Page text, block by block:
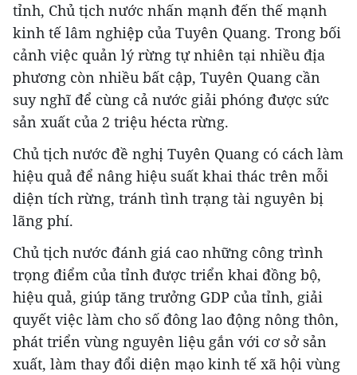
tỉnh, Chủ tịch nước nhấn mạnh đến thế mạnh
kinh tế lâm nghiệp của Tuyên Quang. Trong bối
cảnh việc quản lý rừng tự nhiên tại nhiều địa
phương còn nhiều bất cập, Tuyên Quang cần
suy nghĩ để cùng cả nước giải phóng được sức
sản xuất của 2 triệu hécta rừng.
Chủ tịch nước đề nghị Tuyên Quang có cách làm
hiệu quả để nâng hiệu suất khai thác trên mỗi
diện tích rừng, tránh tình trạng tài nguyên bị
lãng phí.
Chủ tịch nước đánh giá cao những công trình
trọng điểm của tỉnh được triển khai đồng bộ,
hiệu quả, giúp tăng trưởng GDP của tỉnh, giải
quyết việc làm cho số đông lao động nông thôn,
phát triển vùng nguyên liệu gắn với cơ sở sản
xuất, làm thay đổi diện mạo kinh tế xã hội vùng